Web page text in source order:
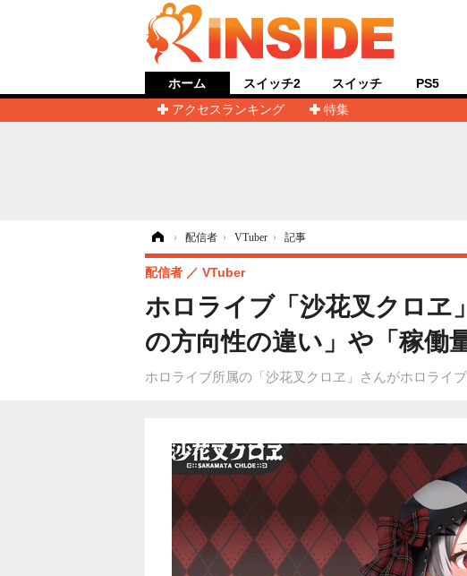
ホーム
アクセスランキング
特集
スイッチ2 スイッチ PS5
› 配信者 › VTuber › 記事
ホロライブ「沙花叉クロヱ
の方向性の違い」や「稼働
ホロライブ所属の「沙花叉クロヱ」さんがホロライ
配信者 VTuber